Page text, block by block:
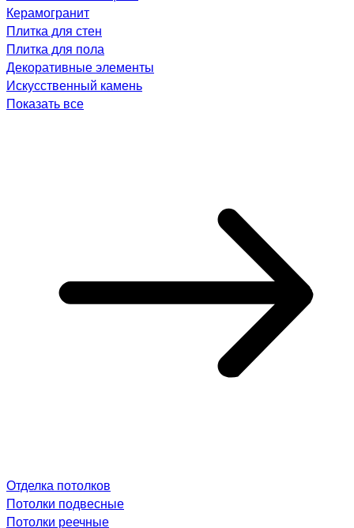
Керамогранит
Плитка для стен
Плитка для пола
Декоративные элементы
Искусственный камень
Показать все
Отделка потолков
Потолки подвесные
Потолки реечные